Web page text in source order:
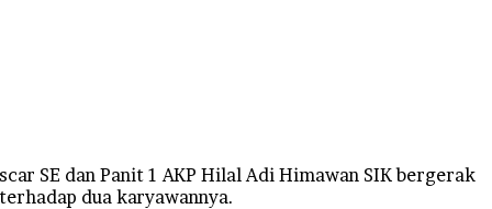
SE dan Panit 1 AKP Hilal Adi Himawan SIK bergerak
dua karyawannya.